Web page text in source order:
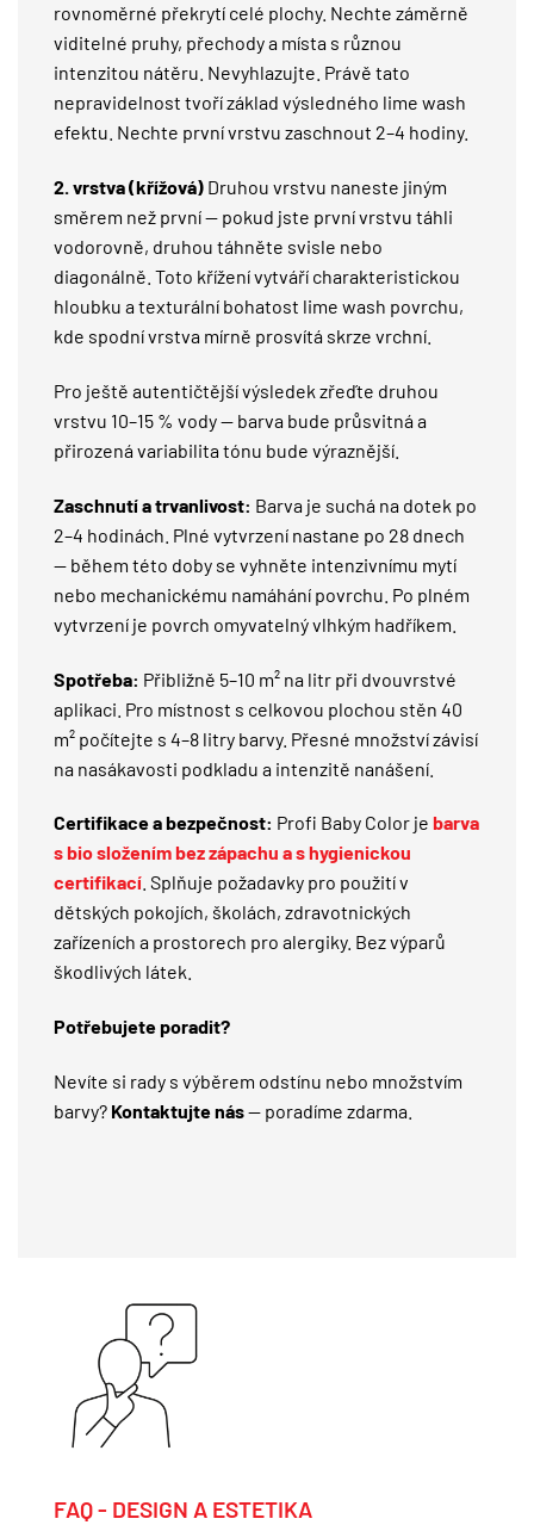
rovnoměrné překrytí celé plochy. Nechte záměrně
viditelné pruhy, přechody a místa s různou
intenzitou nátěru. Nevyhlazujte. Právě tato
nepravidelnost tvoří základ výsledného lime wash
efektu. Nechte první vrstvu zaschnout 2–4 hodiny.
2. vrstva (křížová) Druhou vrstvu naneste jiným
směrem než první — pokud jste první vrstvu táhli
vodorovně, druhou táhněte svisle nebo
diagonálně. Toto křížení vytváří charakteristickou
hloubku a texturální bohatost lime wash povrchu,
kde spodní vrstva mírně prosvítá skrze vrchní.
Pro ještě autentičtější výsledek zřeďte druhou
vrstvu 10–15 % vody — barva bude průsvitná a
přirozená variabilita tónu bude výraznější.
Zaschnutí a trvanlivost: Barva je suchá na dotek po
2–4 hodinách. Plné vytvrzení nastane po 28 dnech
— během této doby se vyhněte intenzivnímu mytí
nebo mechanickému namáhání povrchu. Po plném
vytvrzení je povrch omyvatelný vlhkým hadříkem.
Spotřeba: Přibližně 5–10 m² na litr při dvouvrstvé
aplikaci. Pro místnost s celkovou plochou stěn 40
m² počítejte s 4–8 litry barvy. Přesné množství závisí
na nasákavosti podkladu a intenzitě nanášení.
Certifikace a bezpečnost: Profi Baby Color je barva
s bio složením bez zápachu a s hygienickou
certifikací . Splňuje požadavky pro použití v
dětských pokojích, školách, zdravotnických
zařízeních a prostorech pro alergiky. Bez výparů
škodlivých látek.
Potřebujete poradit?
Nevíte si rady s výběrem odstínu nebo množstvím
barvy? Kontaktujte nás— poradíme zdarma.
FAQ - DESIGN A ESTETIKA